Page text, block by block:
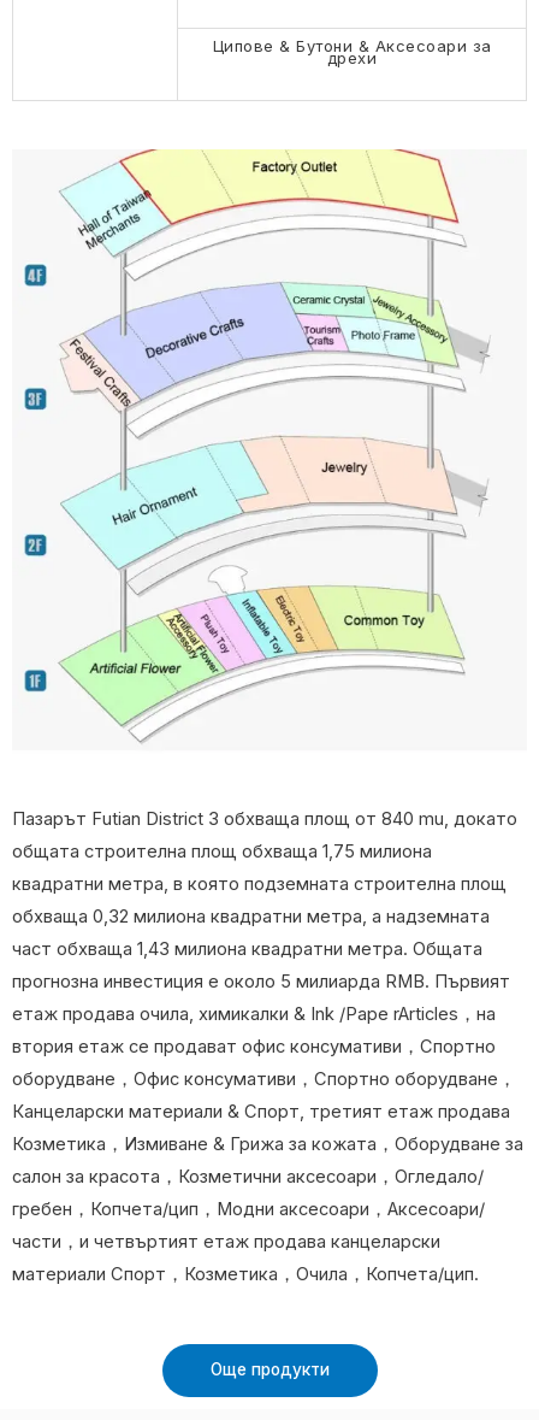
Ципове & Бутони & Аксесоари за
дрехи
Пазарът Futian District 3 обхваща площ от 840 mu, докато
общата строителна площ обхваща 1,75 милиона
квадратни метра, в която подземната строителна площ
обхваща 0,32 милиона квадратни метра, а надземната
част обхваща 1,43 милиона квадратни метра. Общата
прогнозна инвестиция е около 5 милиарда RMB. Първият
етаж продава очила, химикалки & Ink /Pape rArticles，на
втория етаж се продават офис консумативи，Спортно
оборудване，Офис консумативи，Спортно оборудване，
Канцеларски материали & Спорт, третият етаж продава
Козметика，Измиване & Грижа за кожата，Оборудване за
салон за красота，Козметични аксесоари，Огледало/
гребен，Копчета/цип，Модни аксесоари，Аксесоари/
части，и четвъртият етаж продава канцеларски
материали Спорт，Козметика，Очила，Копчета/цип.
Още продукти